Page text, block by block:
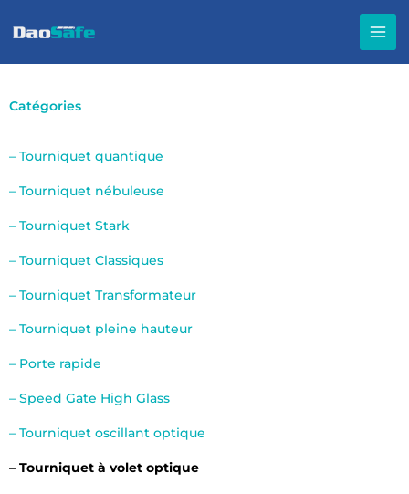
au
Catégories
– Tourniquet quantique
– Tourniquet nébuleuse
– Tourniquet Stark
– Tourniquet Classiques
– Tourniquet Transformateur
– Tourniquet pleine hauteur
– Porte rapide
– Speed Gate High Glass
– Tourniquet oscillant optique
– Tourniquet à volet optique